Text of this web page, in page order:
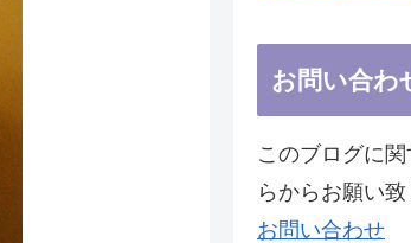
お問い合わ
このブログに
らからお願い
お問い合わせ